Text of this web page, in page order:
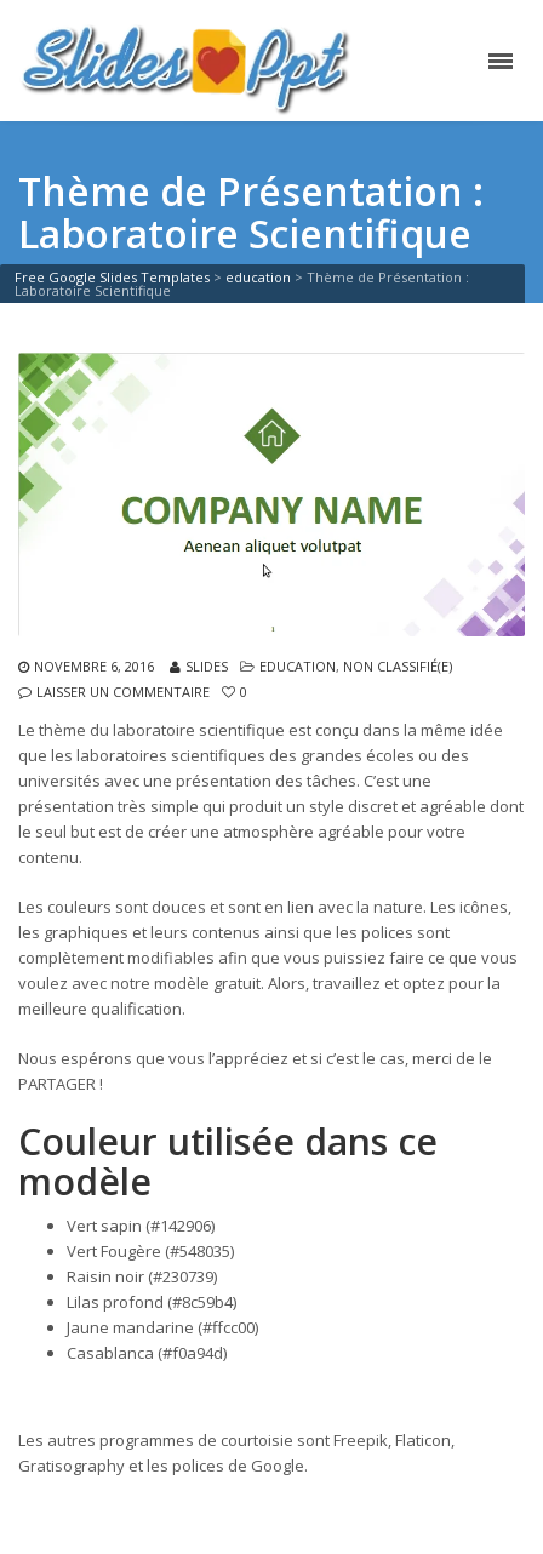
Thème de Présentation :
Laboratoire Scientifique
Free Google Slides Templates > education > Thème de Présentation :
Laboratoire Scientifique
NOVEMBRE 6, 2016 SLIDES EDUCATION, NON CLASSIFIÉ(E)
LAISSER UN COMMENTAIRE
0
Le thème du laboratoire scientifique est conçu dans la même idée
que les laboratoires scientifiques des grandes écoles ou des
universités avec une présentation des tâches. C’est une
présentation très simple qui produit un style discret et agréable dont
le seul but est de créer une atmosphère agréable pour votre
contenu.
Les couleurs sont douces et sont en lien avec la nature. Les icônes,
les graphiques et leurs contenus ainsi que les polices sont
complètement modifiables afin que vous puissiez faire ce que vous
voulez avec notre modèle gratuit. Alors, travaillez et optez pour la
meilleure qualification.
Nous espérons que vous l’appréciez et si c’est le cas, merci de le
PARTAGER !
Couleur utilisée dans ce
modèle
Vert sapin (#142906)
Vert Fougère (#548035)
Raisin noir (#230739)
Lilas profond (#8c59b4)
Jaune mandarine (#ffcc00)
Casablanca (#f0a94d)
Les autres programmes de courtoisie sont Freepik, Flaticon,
Gratisography et les polices de Google.